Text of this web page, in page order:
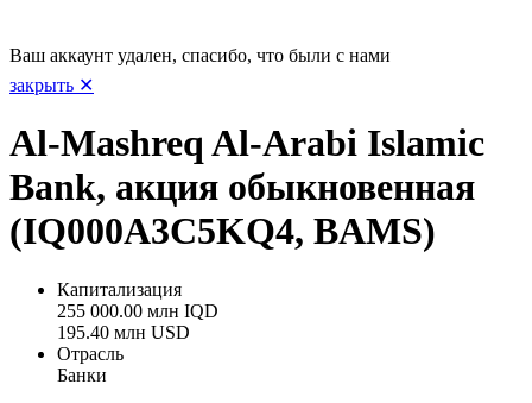
Ваш аккаунт удален, спасибо, что были с нами
закрыть ✕
Al-Mashreq Al-Arabi Islamic
Bank, акция обыкновенная
(IQ000A3C5KQ4, BAMS)
Капитализация
255 000.00 млн IQD
195.40 млн USD
Отрасль
Банки